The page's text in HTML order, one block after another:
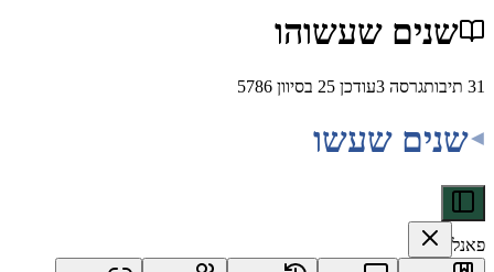
שעשוהו
גרסה 3עודכן 25 בסיוון 5786
שעשו